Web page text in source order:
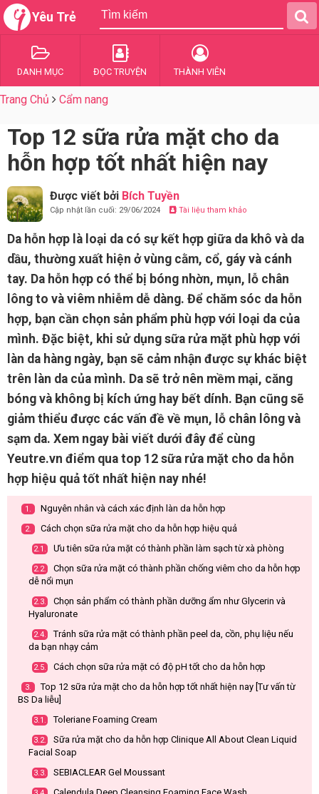
Yêu Trẻ
DANH MỤC ĐỌC TRUYỆN THÀNH VIÊN
Trang Chủ Cẩm nang
Top 12 sữa rửa mặt cho da
hỗn hợp tốt nhất hiện nay
Được viết bởi Bích Tuyền
Cập nhật lần cuối: 29/06/2024 Tài liệu tham khảo
Da hỗn hợp là loại da có sự kết hợp giữa da khô và da
dầu, thường xuất hiện ở vùng cằm, cổ, gáy và cánh
tay. Da hỗn hợp có thể bị bóng nhờn, mụn, lỗ chân
lông to và viêm nhiễm dễ dàng. Để chăm sóc da hỗn
hợp, bạn cần chọn sản phẩm phù hợp với loại da của
mình. Đặc biệt, khi sử dụng sữa rửa mặt phù hợp với
làn da hàng ngày, bạn sẽ cảm nhận được sự khác biệt
trên làn da của mình. Da sẽ trở nên mềm mại, căng
bóng và không bị kích ứng hay bết dính. Bạn cũng sẽ
giảm thiểu được các vấn đề về mụn, lỗ chân lông và
sạm da. Xem ngay bài viết dưới đây để cùng
Yeutre.vn điểm qua top 12 sữa rửa mặt cho da hỗn
hợp hiệu quả tốt nhất hiện nay nhé!
1. Nguyên nhân và cách xác định làn da hỗn hợp
2. Cách chọn sữa rửa mặt cho da hỗn hợp hiệu quả
2.1. Ưu tiên sữa rửa mặt có thành phần làm sạch từ xà phòng
2.2.
Chọn sữa rửa mặt có thành phần chống viêm cho da hỗn hợp
dễ nổi mụn
2.3.
Chọn sản phẩm có thành phần dưỡng ẩm như Glycerin và
Hyaluronate
2.4.
Tránh sữa rửa mặt có thành phần peel da, cồn, phụ liệu nếu
da bạn nhạy cảm
2.5. Cách chọn sữa rửa mặt có độ pH tốt cho da hỗn hợp
3.
Top 12 sữa rửa mặt cho da hỗn hợp tốt nhất hiện nay [Tư vấn từ
BS Da liễu]
3.1. Toleriane Foaming Cream
3.2.
Sữa rửa mặt cho da hỗn hợp Clinique All About Clean Liquid
Facial Soap
3.3. SEBIACLEAR Gel Moussant